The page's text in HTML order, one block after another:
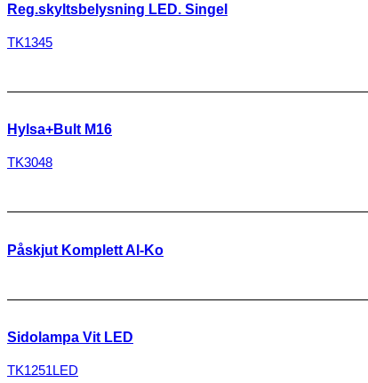
Reg.skyltsbelysning LED. Singel
TK1345
Hylsa+Bult M16
TK3048
Påskjut Komplett Al-Ko
Sidolampa Vit LED
TK1251LED